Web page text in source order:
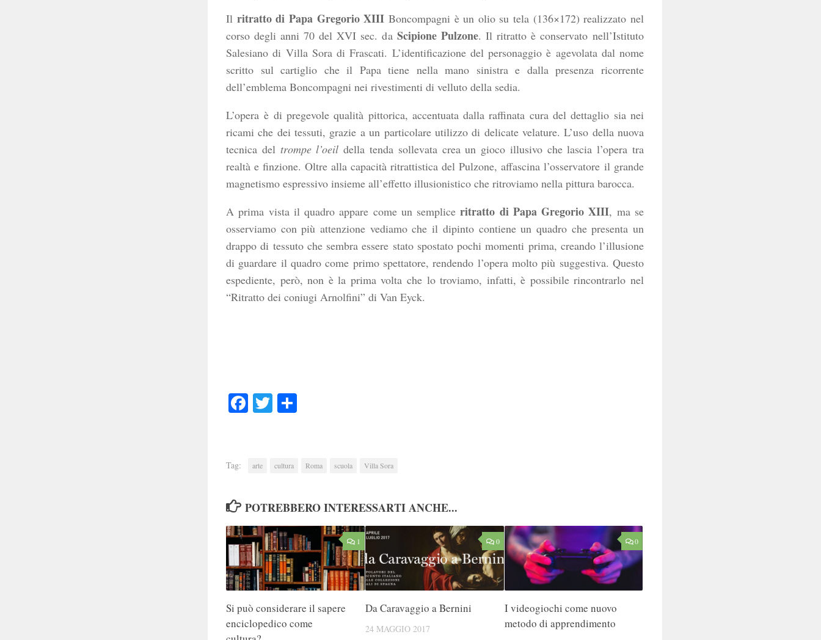
Il ritratto di Papa Gregorio XIII Boncompagni è un olio su tela (136×172) realizzato nel
corso degli anni 70 del XVI sec. da Scipione Pulzone. Il ritratto è conservato nell’Istituto
Salesiano di Villa Sora di Frascati. L’identificazione del personaggio è agevolata dal nome
scritto sul cartiglio che il Papa tiene nella mano sinistra e dalla presenza ricorrente
dell’emblema Boncompagni nei rivestimenti di velluto della sedia.
L’opera è di pregevole qualità pittorica, accentuata dalla raffinata cura del dettaglio sia nei
ricami che dei tessuti, grazie a un particolare utilizzo di delicate velature. L’uso della nuova
tecnica del trompe l’oeil della tenda sollevata crea un gioco illusivo che lascia l’opera tra
realtà e finzione. Oltre alla capacità ritrattistica del Pulzone, affascina l’osservatore il grande
magnetismo espressivo insieme all’effetto illusionistico che ritroviamo nella pittura barocca.
A prima vista il quadro appare come un sempliceritratto di Papa Gregorio XIII, ma se
osserviamo con più attenzione vediamo che il dipinto contiene un quadro che presenta un
drappo di tessuto che sembra essere stato spostato pochi momenti prima, creando l’illusione
di guardare il quadro come primo spettatore, rendendo l’opera molto più suggestiva. Questo
espediente, però, non è la prima volta che lo troviamo, infatti, è possibile rincontrarlo nel
“Ritratto dei coniugi Arnolfini” di Van Eyck.
FacebookTwitter
Tag: arte cultura Roma scuola Villa Sora
POTREBBERO INTERESSARTI ANCHE...
1
Si può considerare il sapere
enciclopedico come
0
Da Caravaggio a Bernini
24 MAGGIO 2017
0
I videogiochi come nuovo
metodo di apprendimento